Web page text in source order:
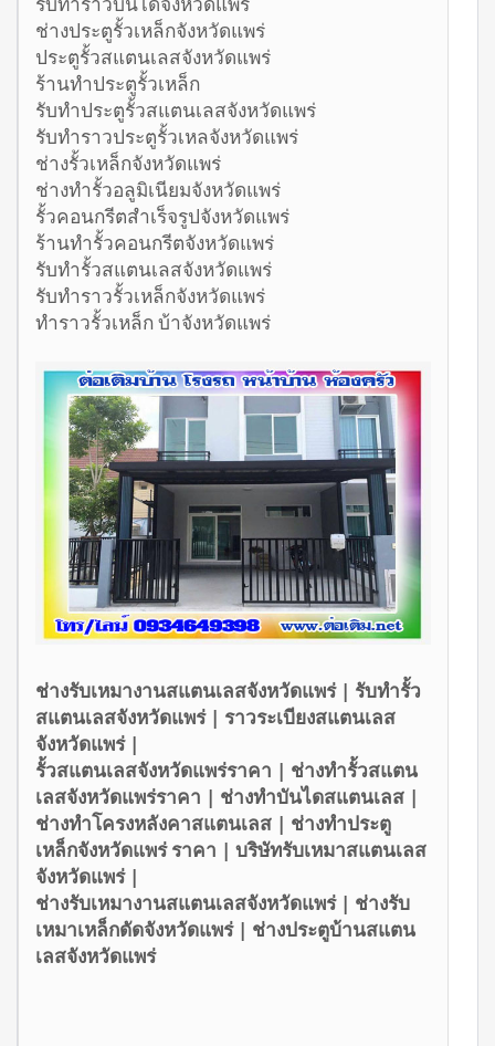
ช่างประตูรั้วเหล็กจังหวัดแพร่
ประตูรั้วสแตนเลสจังหวัดแพร่
ร้านทำประตูรั้วเหล็ก
รับทำประตูรั้วสแตนเลสจังหวัดแพร่
รับทำราวประตูรั้วเหลจังหวัดแพร่
ช่างรั้วเหล็กจังหวัดแพร่
ช่างทำรั้วอลูมิเนียมจังหวัดแพร่
รั้วคอนกรีตสำเร็จรูปจังหวัดแพร่
ร้านทำรั้วคอนกรีตจังหวัดแพร่
รับทำรั้วสแตนเลสจังหวัดแพร่
รับทำราวรั้วเหล็กจังหวัดแพร่
ทำราวรั้วเหล็ก บ้าจังหวัดแพร่
ช่างรับเหมางานสแตนเลสจังหวัดแพร่ | รับทำรั้ว
สแตนเลสจังหวัดแพร่ | ราวระเบียงสแตนเลส
จังหวัดแพร่ |
รั้วสแตนเลสจังหวัดแพร่ราคา | ช่างทำรั้วสแตน
เลสจังหวัดแพร่ราคา | ช่างทำบันไดสแตนเลส |
ช่างทำโครงหลังคาสแตนเลส | ช่างทำประตู
เหล็กจังหวัดแพร่ ราคา | บริษัทรับเหมาสแตนเลส
จังหวัดแพร่ |
ช่างรับเหมางานสแตนเลสจังหวัดแพร่ | ช่างรับ
เหมาเหล็กดัดจังหวัดแพร่ | ช่างประตูบ้านสแตน
เลสจังหวัดแพร่